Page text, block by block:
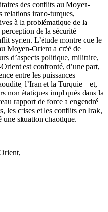
des conflits au Moyen-
relations irano-turques,
à la problématique de la
de la sécurité
syrien. L’étude montre que le
Moyen-Orient a créé de
d’aspects politique, militaire,
est confronté, d’une part,
entre les puissances
l’Iran et la Turquie – et,
non étatiques impliqués dans la
rapport de force a engendré
les crises et les conflits en Irak,
une situation chaotique.